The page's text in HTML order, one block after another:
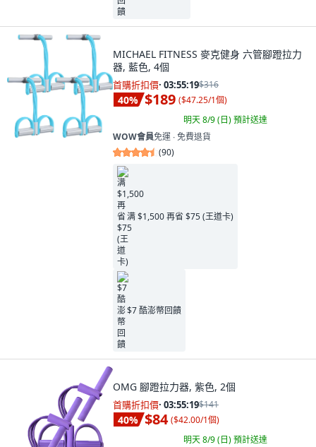
MICHAEL FITNESS 麥克健身 六管腳蹬拉力
器, 藍色, 4個
首購折扣價· 03:55:18$316
40% $189 ($47.25/1個)
明天 8/9 (日)預計送達
WOW會員免運 ∙ 免費退貨
(90)
满 $1,500 再省 $75 (王道卡)
$7 酷澎幣回饋
OMG 腳蹬拉力器, 紫色, 2個
首購折扣價· 03:55:18$141
40% $84 ($42.00/1個)
明天 8/9 (日)預計送達